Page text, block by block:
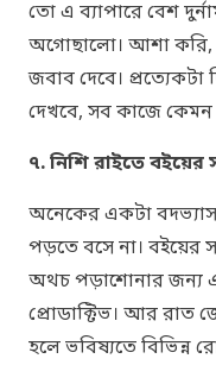
তো এ ব্যাপারে বেশ
অগোছালো। আশা করি,
জবাব দেবে। প্রত্যেকটা
দেখবে, সব কাজে কেমন
৭. নিশি রাইতে বইয়ের
অনেকের একটা বদভ্যাস
পড়তে বসে না। বইয়ের
অথচ পড়াশোনার জন্য
প্রোডাক্টিভ। আর রাত
হলে ভবিষ্যতে বিভিন্ন